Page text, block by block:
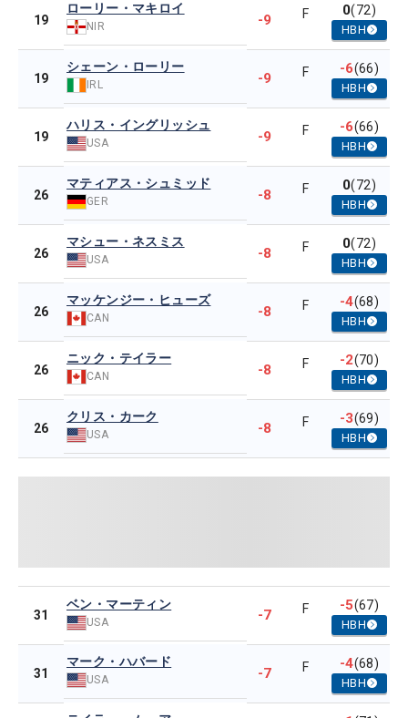
19
ローリー・マキロイ
NIR -9 F 0(72)
HBH
19
シェーン・ローリー
IRL -9 F -6(66)
HBH
19
ハリス・イングリッシュ
USA -9 F -6(66)
HBH
26
マティアス・シュミッド
GER -8 F 0(72)
HBH
26
マシュー・ネスミス
USA -8 F 0(72)
HBH
26
マッケンジー・ヒューズ
CAN -8 F -4(68)
HBH
26
ニック・テイラー
CAN -8 F -2(70)
HBH
26
クリス・カーク
USA -8 F -3(69)
HBH
31
ベン・マーティン
USA -7 F -5(67)
HBH
31
マーク・ハバード
USA -7 F -4(68)
HBH